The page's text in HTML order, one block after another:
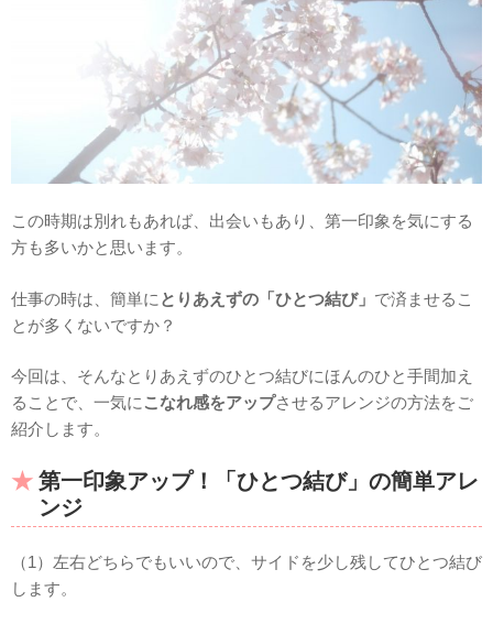
この時期は別れもあれば、出会いもあり、第一印象を気にする
方も多いかと思います。
仕事の時は、簡単に とりあえずの「ひとつ結び」 で済ませるこ
とが多くないですか？
今回は、そんなとりあえずのひとつ結びにほんのひと手間加え
ることで、一気に こなれ感をアップさせるアレンジの方法をご
紹介します。
第一印象アップ！「ひとつ結び」の簡単アレ
ンジ
（1）左右どちらでもいいので、サイドを少し残してひとつ結び
します。